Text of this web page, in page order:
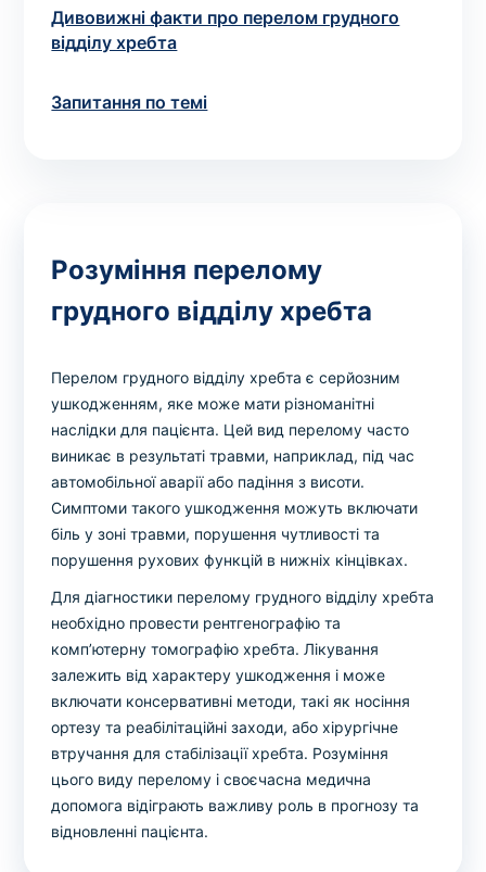
Дивовижні факти про перелом грудного
відділу хребта
Запитання по темі
Розуміння перелому
грудного відділу хребта
Перелом грудного відділу хребта є серйозним
ушкодженням, яке може мати різноманітні
наслідки для пацієнта. Цей вид перелому часто
виникає в результаті травми, наприклад, під час
автомобільної аварії або падіння з висоти.
Симптоми такого ушкодження можуть включати
біль у зоні травми, порушення чутливості та
порушення рухових функцій в нижніх кінцівках.
Для діагностики перелому грудного відділу хребта
необхідно провести рентгенографію та
комп’ютерну томографію хребта. Лікування
залежить від характеру ушкодження і може
включати консервативні методи, такі як носіння
ортезу та реабілітаційні заходи, або хірургічне
втручання для стабілізації хребта. Розуміння
цього виду перелому і своєчасна медична
допомога відіграють важливу роль в прогнозу та
відновленні пацієнта.